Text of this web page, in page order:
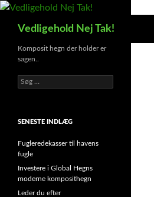
Hop
indhold
Vedligehold Nej Tak!
Komposit hegn der holder er
sagen..
Søg
efter:
SENESTE INDLÆG
Fugleredekasser til havens
fugle
Investere i Global Hegns
moderne komposithegn
Leder du efter